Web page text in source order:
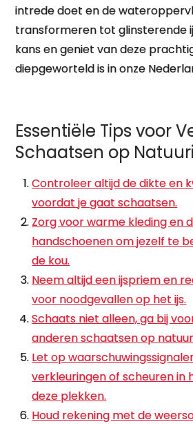
intrede doet en de
transformeren tot glinsterende
kans en geniet van deze
diepgeworteld is in onze
Essentiële Tips voor
Schaatsen op
Controleer altijd de dikte en
voordat je gaat schaatsen.
Zorg voor warme kleding en
handschoenen om jezelf te
de kou.
Neem altijd een ijspriem en
voor noodgevallen op het ijs.
Schaats niet alleen, ga bij
anderen schaatsen op
Let op
verkleuringen of scheuren in
deze plekken.
Houd rekening met de